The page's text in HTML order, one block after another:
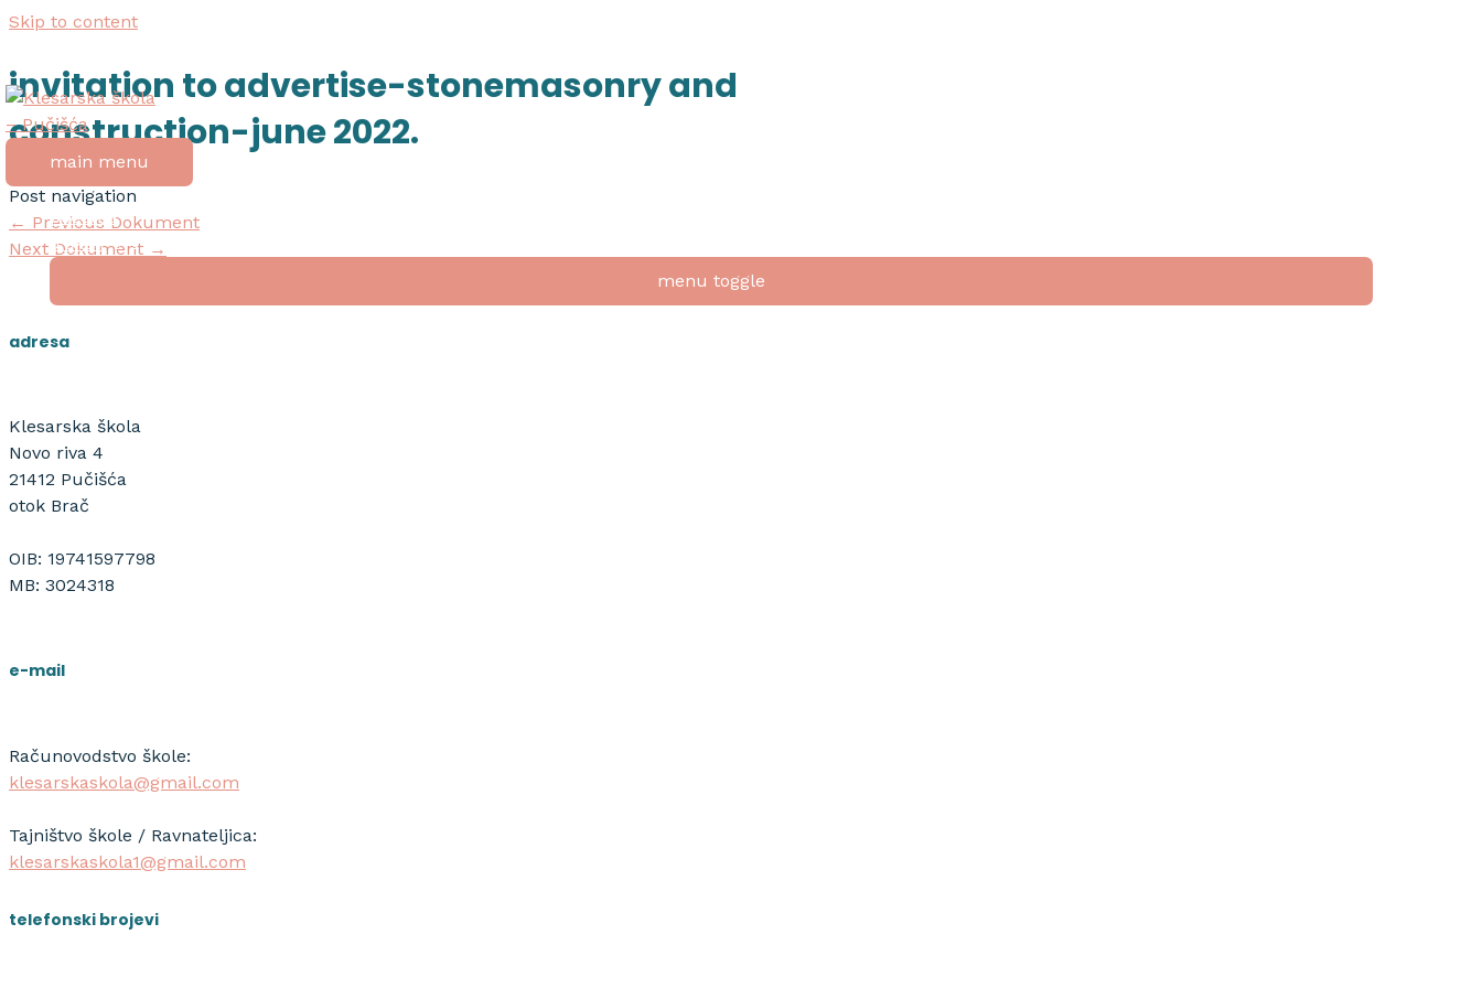
Skip to content
main menu
početna
o školi
menu toggle
nagrada “tripun bokanić”
invitation to advertise-stonemasonry and
construction-june 2022.
Post navigation
← Previous Dokument
Next Dokument →
adresa
Klesarska škola
Novo riva 4
21412 Pučišća
otok Brač
OIB: 19741597798
MB: 3024318
e-mail
Računovodstvo škole:
klesarskaskola@gmail.com
Tajništvo škole / Ravnateljica:
klesarskaskola1@gmail.com
telefonski brojevi